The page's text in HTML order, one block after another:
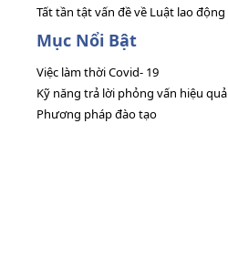
Tất tần tật vấn đề về Luật lao động
Mục Nổi Bật
Việc làm thời Covid- 19
Kỹ năng trả lời phỏng vấn hiệu quả
Phương pháp đào tạo